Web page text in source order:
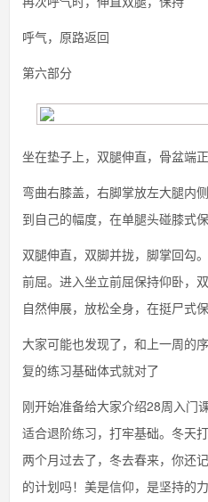
呼气，原路返回
第六部分
坐在垫子上，双腿伸直，骨盆端
弯曲右膝盖，右脚掌放左大腿内
到自己的幅度，在单腿头碰膝式
双腿伸直，双脚并拢，脚掌回勾
前屈。进入坐立前屈保持仰卧，
自然伸展，放松全身，在挺尸式
大家可能也发现了，和上一周的
复的练习基础体式就对了
刚开始准备给大家介绍28周入门
适合退阶练习，打牢基础。冬天
两个月过去了，冬去春来，你还
的计划吗！美是信仰，是坚持的力